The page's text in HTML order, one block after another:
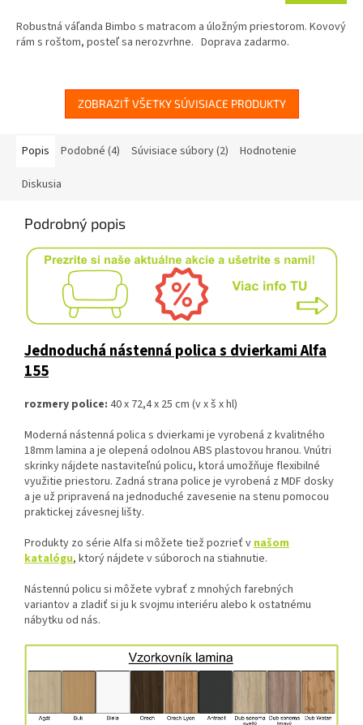
M
Robustná váľanda Bimbo s matracom a úložným priestorom. Kovový
rám s roštom, posteľ sa nerozvrhne. Doprava zadarmo.
ZOBRAZIŤ VŠETKY SÚVISIACE PRODUKTY
Popis Podobné (4) Súvisiace súbory (2) Hodnotenie
Diskusia
Podrobný popis
Jednoduchá nástenná polica s dvierkami Alfa
155
rozmery police: 40 x 72,4 x 25 cm (v x š x hl)
Moderná nástenná polica s dvierkami je vyrobená z kvalitného
18mm lamina a je olepená odolnou ABS plastovou hranou. Vnútri
skrinky nájdete nastaviteľnú policu, ktorá umožňuje flexibilné
využitie priestoru. Zadná strana police je vyrobená z MDF dosky
a je už pripravená na jednoduché zavesenie na stenu pomocou
praktickej závesnej lišty.
Produkty zo série Alfa si môžete tiež pozrieť v našom
katalógu, ktorý nájdete v súboroch na stiahnutie.
Nástennú policu si môžete vybrať z mnohých farebných
variantov a zladiť si ju k svojmu interiéru alebo k ostatnému
nábytku od nás.